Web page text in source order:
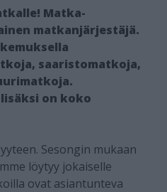
Matka-
matkanjärjestäjä.
saaristomatkoja,
on koko
Sesongin mukaan
löytyy jokaiselle
ovat asiantunteva